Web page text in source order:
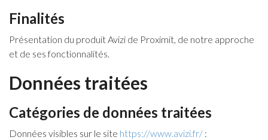
Finalités
Présentation du produit Avizi de Proximit, de notre approche
et de ses fonctionnalités.
Données traitées
Catégories de données traitées
Données visibles sur le site https://www.avizi.fr/ :